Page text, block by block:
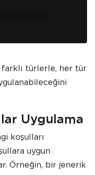
farklı türlerle, her tür
Uygulama
koşulları
uygun
Örneğin, bir jenerik